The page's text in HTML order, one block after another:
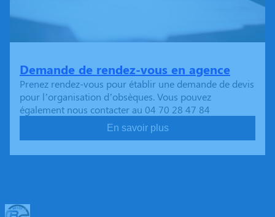
Demande de rendez-vous en agence
Prenez rendez-vous pour établir une demande de devis
pour l’organisation d’obsèques. Vous pouvez
également nous contacter au 04 70 28 47 84
En savoir plus